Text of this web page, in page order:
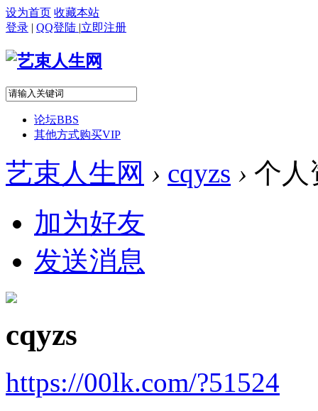
设为首页 收藏本站
登录 | QQ登陆 |立即注册
论坛BBS
其他方式购买VIP
艺束人生网 › cqyzs › 个人
加为好友
发送消息
cqyzs
https://00lk.com/?51524